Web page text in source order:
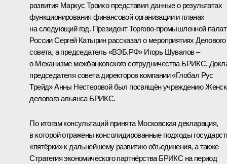
развития Маркус Троихо представил данные о результатах
функционирования финансовой организации и планах
на следующий год. Президент Торгово-промышленной
РоссииСергей Катыринрассказал о мероприятиях Делового
совета, а председатель «ВЭБ.РФ» Игорь Шувалов–
о Механизме межбанковского сотрудничества БРИКС.
председателя совета директоров компании «Глобал Рус
Трейд» Анны Нестеровой был посвящён учреждению
делового альянса БРИКС.
По итогам консультаций принята Московская декларация,
в которой отражены консолидированные подходы
«пятёрки» к дальнейшему развитию объединения, а также
Стратегия экономического партнёрства БРИКС на период